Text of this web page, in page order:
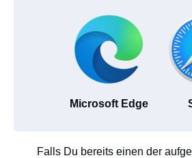
Microsoft Edge
Falls Du bereits einen der